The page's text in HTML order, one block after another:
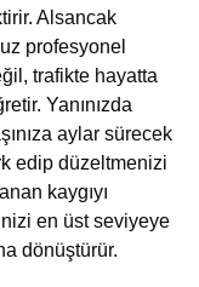
Alsancak
profesyonel
trafikte hayatta
Yanınızda
aylar sürecek
edip düzeltmenizi
kaygıyı
en üst seviyeye
dönüştürür.